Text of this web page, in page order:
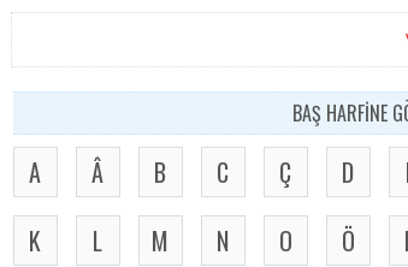
BAŞ HARFİNE
A Â B C Ç D
K
L M N O Ö